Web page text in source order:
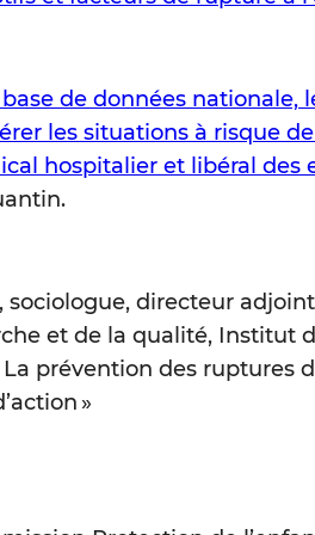
de données nationale,
les situations à risque
hospitalier et libéral des
directeur
et de la qualité, Institut
prévention des ruptures
»